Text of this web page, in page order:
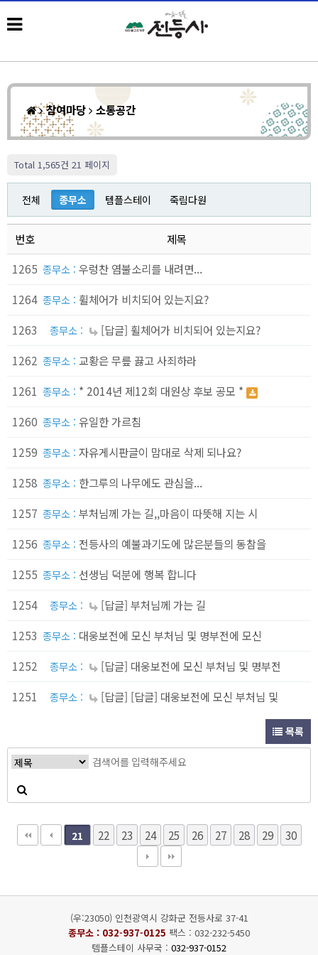
참여마당 소통공간
Total 1,565건 21 페이지
전체 종무소 템플스테이 죽림다원
번호
제목
1265 종무소 : 우렁찬 염불소리를 내려면...
1264 종무소 : 휠체어가 비치되어 있는지요?
1263
종무소 :
[답글] 휠체어가 비치되어 있는지요?
1262 종무소 : 교황은 무릎 끓고 사죄하라
1261 종무소 : * 2014년 제12회 대원상 후보 공모 *
1260 종무소 : 유일한 가르침
1259 종무소 : 자유게시판글이 맘대로 삭제 되나요?
1258 종무소 : 한그루의 나무에도 관심을...
1257 종무소 : 부처님께 가는 길,,마음이 따뜻해 지는 시
1256 종무소 : 전등사의 예불과기도에 많은분들의 동참을
1255 종무소 : 선생님 덕분에 행복 합니다
1254
종무소 :
[답글] 부처님께 가는 길
1253 종무소 : 대웅보전에 모신 부처님 및 명부전에 모신
1252
종무소 :
[답글] 대웅보전에 모신 부처님 및 명부전
1251
종무소 : [답글] [답글] 대웅보전에 모신 부처님 및
목록
21 22 23 24 25 26 27 28 29 30
(우:23050) 인천광역시 강화군 전등사로 37-41
종무소 : 032-937-0125 팩스 : 032-232-5450
템플스테이 사무국 : 032-937-0152